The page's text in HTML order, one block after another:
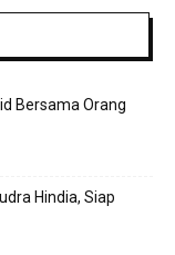
Bersama Orang
Hindia, Siap